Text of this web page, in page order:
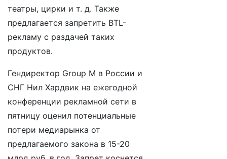
театры, цирки и т. д. Также
предлагается запретить BTL-
рекламу с раздачей таких
продуктов.
Гендиректор Group M в России и
СНГ Нил Хардвик на ежегодной
конференции рекламной сети в
пятницу оценил потенциальные
потери медиарынка от
предлагаемого закона в 15-20